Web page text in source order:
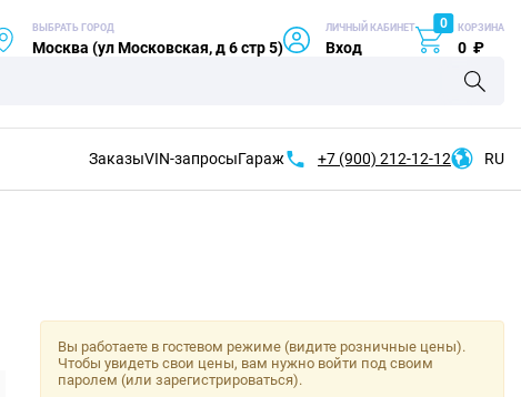
ВЫБРАТЬ ГОРОД
Москва (ул Московская, д 6 стр 5)
ЛИЧНЫЙ КАБИНЕТ
Вход
0 КОРЗИНА
0 ₽
ЗаказыVIN-запросыГараж +7 (900) 212-12-12 RU
Вы работаете в гостевом режиме (видите розничные цены).
Чтобы увидеть свои цены, вам нужно войти под своим
паролем (или зарегистрироваться).